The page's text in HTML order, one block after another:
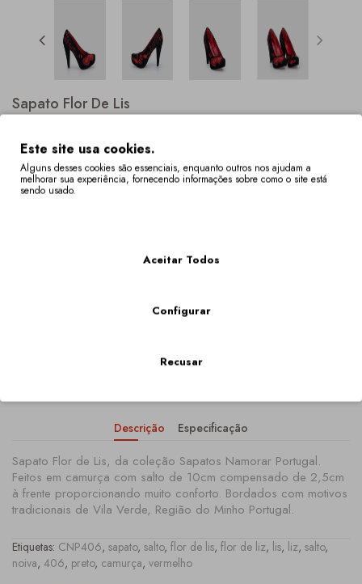
Sapato Flor De Lis
Descrição Especificação
Sapato Flor de Lis, da coleção Sapatos Namorar Portugal.
Feitos em camurça com salto de 10cm compensado de 2,5cm
à frente proporcionando muito conforto. Bordados com motivos
tradicionais de Vila Verde, Região do Minho Portugal.
Etiquetas: CNP406, sapato, salto, flor de lis, flor de liz, lis, liz, salto,
noiva, 406, preto, camurça, vermelho
Este site usa cookies.
Alguns desses cookies são essenciais, enquanto outros nos ajudam a
melhorar sua experiência, fornecendo informações sobre como o site está
sendo usado.
Aceitar Todos
Configurar
Recusar